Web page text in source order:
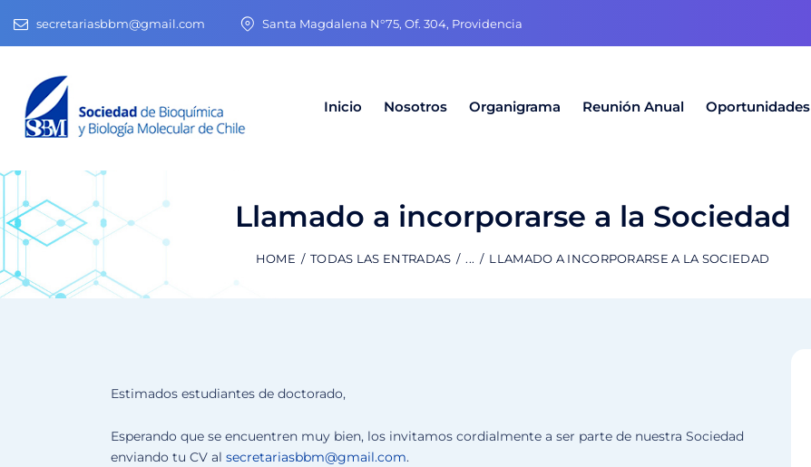
secretariasbbm@gmail.com Santa Magdalena N°75, Of. 304, Providencia
Inicio Nosotros Organigrama Reunión Anual Oportunidades
Llamado a incorporarse a la Sociedad
HOME TODAS LAS ENTRADAS ... LLAMADO A INCORPORARSE A LA SOCIEDAD
Estimados estudiantes de doctorado,
Esperando que se encuentren muy bien, los invitamos cordialmente a ser parte de nuestra Sociedad
enviando tu CV al secretariasbbm@gmail.com.